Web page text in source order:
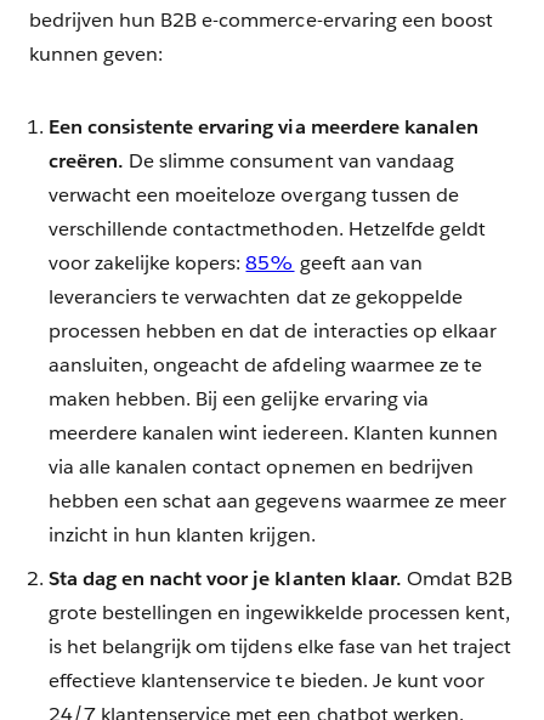
bedrijven hun B2B e-commerce-ervaring een boost
kunnen geven:
Een consistente ervaring via meerdere kanalen
creëren. De slimme consument van vandaag
verwacht een moeiteloze overgang tussen de
verschillende contactmethoden. Hetzelfde geldt
voor zakelijke kopers:85% geeft aan van
leveranciers te verwachten dat ze gekoppelde
processen hebben en dat de interacties op elkaar
aansluiten, ongeacht de afdeling waarmee ze te
maken hebben. Bij een gelijke ervaring via
meerdere kanalen wint iedereen. Klanten kunnen
via alle kanalen contact opnemen en bedrijven
hebben een schat aan gegevens waarmee ze meer
inzicht in hun klanten krijgen.
Sta dag en nacht voor je klanten klaar. Omdat B2B
grote bestellingen en ingewikkelde processen kent,
is het belangrijk om tijdens elke fase van het traject
effectieve klantenservice te bieden. Je kunt voor
24/7 klantenservice met een chatbot werken.